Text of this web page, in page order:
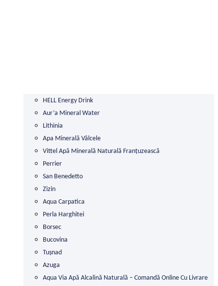
HELL Energy Drink
Aur’a Mineral Water
Lithinia
Apa Minerală Vâlcele
Vittel Apă Minerală Naturală Franțuzească
Perrier
San Benedetto
Zizin
Aqua Carpatica
Perla Harghitei
Borsec
Bucovina
Tușnad
Azuga
Aqua Via Apă Alcalină Naturală – Comandă Online Cu Livrare